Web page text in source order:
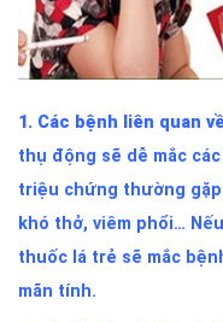
1. Các bệnh liên quan
thụ động sẽ dễ mắc
triệu chứng thường gặp
khó thở, viêm phổi…
thuốc lá trẻ sẽ mắc
mãn tính.